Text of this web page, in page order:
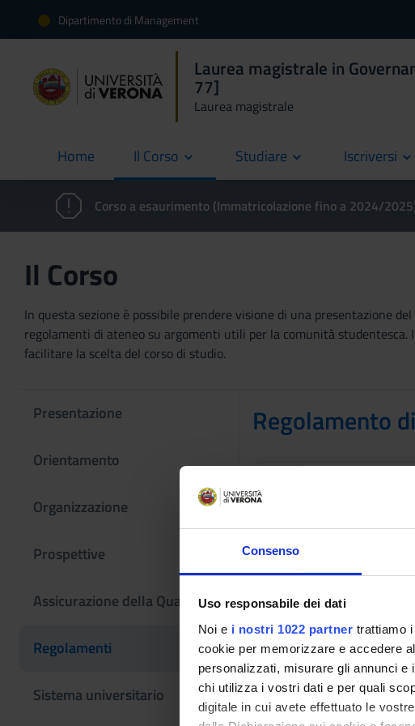
Consenso
Uso responsabile dei dati
Noi e i nostri 1022 partner trattiamo
cookie per memorizzare e accedere
personalizzati, misurare gli annunci
chi utilizza i vostri dati e per quali
digitale in cui avete effettuato le
Dipartimento di Management
Laurea magistrale in
77]
Laurea magistrale
Home
current Il Corso Studiare Iscriversi
Corso a esaurimento (Immatricolazione fino a 2024/
Il Corso
In questa sezione è possibile prendere visione di una presentazione
regolamenti di ateneo su argomenti utili per la comunità
facilitare la scelta del corso di studio.
Presentazione
Orientamento
Organizzazione
Prospettive
Assicurazione della Qualità
Regolamenti
Sistema universitario
Regolamento
2024/2025
Altri Regolamenti
Regolamento
studentesca
Link